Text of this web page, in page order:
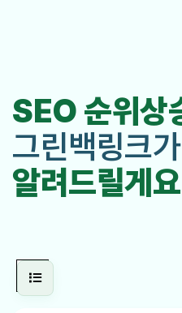
SEO 순위상
그린백링크
알려드릴게